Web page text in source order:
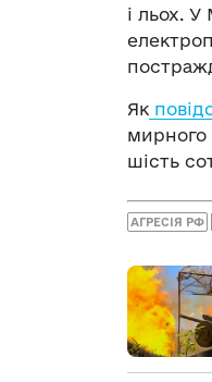
і льох. У
Як
мирного
шість
АГРЕСІЯ РФ